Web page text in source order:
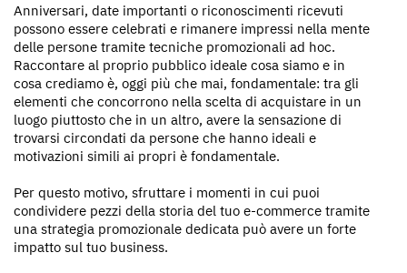
Anniversari, date importanti o riconoscimenti ricevuti
possono essere celebrati e rimanere impressi nella mente
delle persone tramite tecniche promozionali ad hoc.
Raccontare al proprio pubblico ideale cosa siamo e in
cosa crediamo è, oggi più che mai, fondamentale: tra gli
elementi che concorrono nella scelta di acquistare in un
luogo piuttosto che in un altro, avere la sensazione di
trovarsi circondati da persone che hanno ideali e
motivazioni simili ai propri è fondamentale.
Per questo motivo, sfruttare i momenti in cui puoi
condividere pezzi della storia del tuo e-commerce tramite
una strategia promozionale dedicata può avere un forte
impatto sul tuo business.